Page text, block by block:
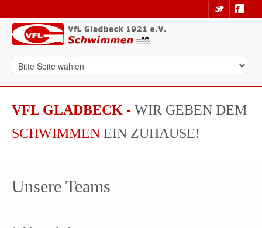
VFL GLADBECK - WIR GEBEN DEM
SCHWIMMEN EIN ZUHAUSE!
Unsere Teams